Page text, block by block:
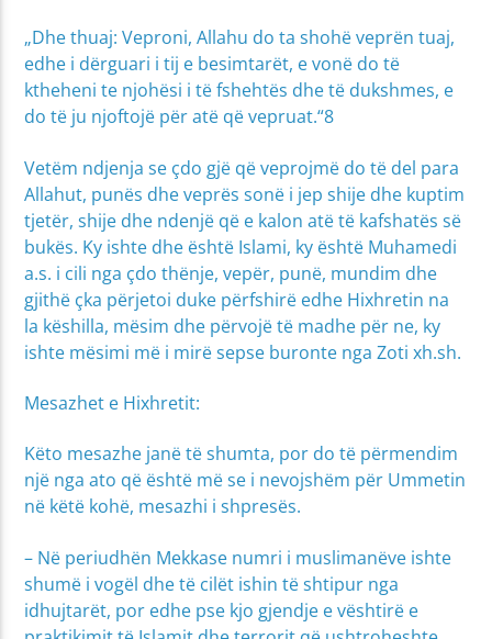
„Dhe thuaj: Veproni, Allahu do ta shohë veprën tuaj,
edhe i dërguari i tij e besimtarët, e vonë do të
ktheheni te njohësi i të fshehtës dhe të dukshmes, e
do të ju njoftojë për atë që vepruat.“8
Vetëm ndjenja se çdo gjë që veprojmë do të del para
Allahut, punës dhe veprës sonë i jep shije dhe kuptim
tjetër, shije dhe ndenjë që e kalon atë të kafshatës së
bukës. Ky ishte dhe është Islami, ky është Muhamedi
a.s. i cili nga çdo thënje, vepër, punë, mundim dhe
gjithë çka përjetoi duke përfshirë edhe Hixhretin na
la këshilla, mësim dhe përvojë të madhe për ne, ky
ishte mësimi më i mirë sepse buronte nga Zoti xh.sh.
Mesazhet e Hixhretit:
Këto mesazhe janë të shumta, por do të përmendim
një nga ato që është më se i nevojshëm për Ummetin
në këtë kohë, mesazhi i shpresës.
– Në periudhën Mekkase numri i muslimanëve ishte
shumë i vogël dhe të cilët ishin të shtipur nga
idhujtarët, por edhe pse kjo gjendje e vështirë e